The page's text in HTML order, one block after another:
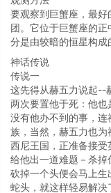
要观察到巨蟹座，最
团。它位于巨蟹座的
分是由较暗的恒星构成
神话传说
传说一
这先得从赫五力说起--
两次要置他于死：他
没有他办不到的事，连
族，当然，赫五力也
西尼王国，正准备接受
给他出一道难题－杀
砍掉一个头便会马上
蛇头，就这样轻易解